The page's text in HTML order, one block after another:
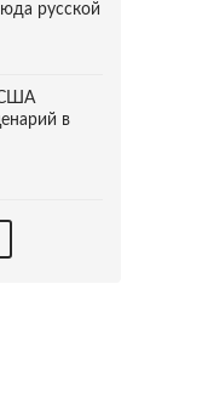
русской
США
в